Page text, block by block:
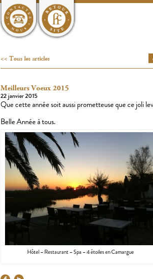
Tous les articles
Meilleurs Voeux 2015
22 janvier 2015
Que cette année soit aussi prometteuse que ce joli
Belle Année à tous.
Hôtel – Restaurant – Spa – 4 étoiles en Camargue